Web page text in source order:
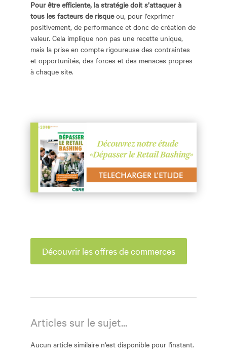
Pour être efficiente, la stratégie doit s’attaquer à
tous les facteurs de risqueou, pour l’exprimer
positivement, de performance et donc de création de
valeur. Cela implique non pas une recette unique,
mais la prise en compte rigoureuse des contraintes
et opportunités, des forces et des menaces propres
à chaque site.
Découvrir les offres de commerces
Articles sur le sujet...
Aucun article similaire n'est disponible pour l'instant.